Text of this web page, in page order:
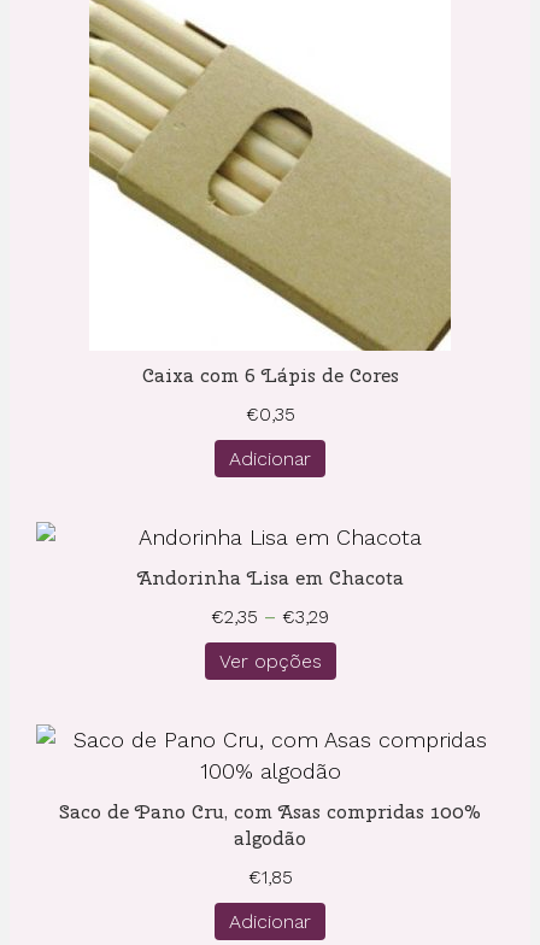
Caixa com 6 Lápis de Cores
€0,35
Adicionar
Andorinha Lisa em Chacota
€2,35 – €3,29
range:
Ver opções
Saco de Pano Cru, com Asas compridas 100%
algodão
€1,85
Adicionar